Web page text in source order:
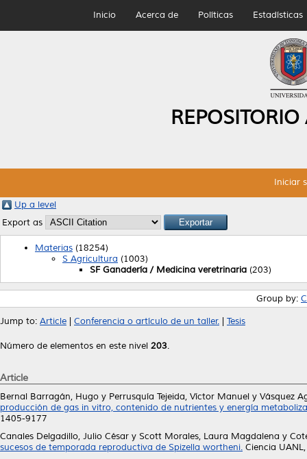
Inicio Acerca de Políticas Estadísticas
Iniciar
Up a level
Export as
Materias (18254)
S Agricultura (1003)
SF Ganadería / Medicina veretrinaria (203)
Group by:
Jump to: Article Conferencia o artículo de un taller. Tesis
Número de elementos en este nivel 203.
Article
Bernal Barragán, Hugo y Perrusquía Tejeida, Víctor Manuel y Vásquez
producción de gas in vitro, contenido de nutrientes y energía
1405-9177
Canales Delgadillo, Julio César y Scott Morales, Laura Magdalena y
sucesos de temporada reproductiva de Spizella wortheni. Ciencia